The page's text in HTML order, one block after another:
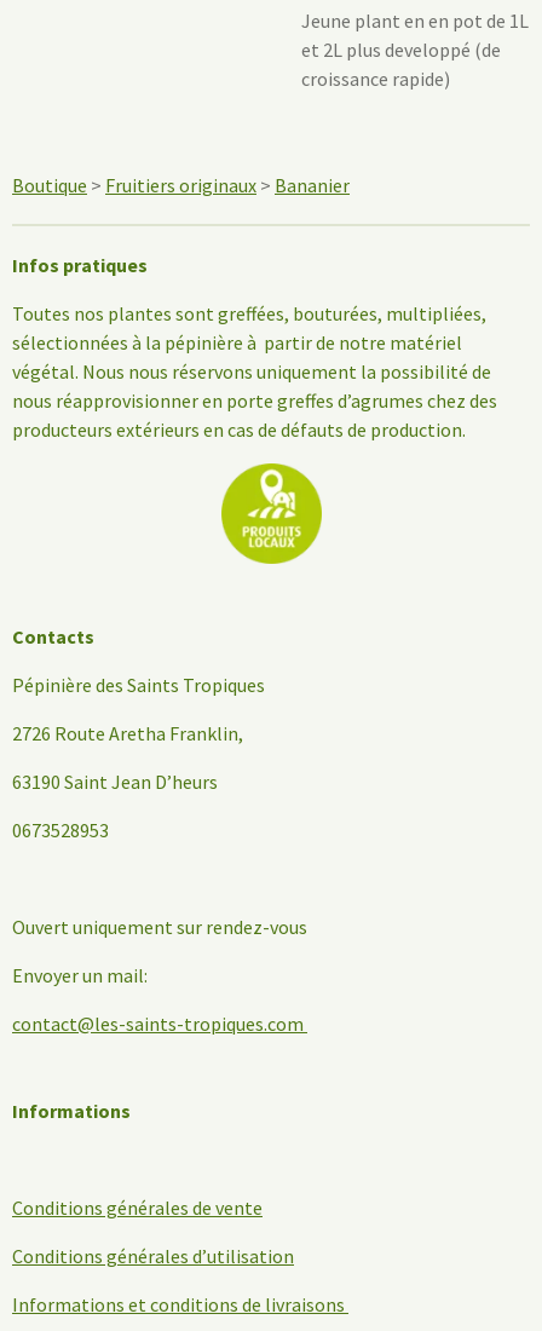
Jeune plant en en pot de 1L
et 2L plus developpé (de
croissance rapide)
Boutique > Fruitiers originaux > Bananier
Infos pratiques
Toutes nos plantes sont greffées, bouturées, multipliées,
sélectionnées à la pépinière à partir de notre matériel
végétal. Nous nous réservons uniquement la possibilité de
nous réapprovisionner en porte greffes d’agrumes chez des
producteurs extérieurs en cas de défauts de production.
Contacts
Pépinière des Saints Tropiques
2726 Route Aretha Franklin,
63190 Saint Jean D’heurs
0673528953
Ouvert uniquement sur rendez-vous
Envoyer un mail:
contact@les-saints-tropiques.com
Informations
Conditions générales de vente
Conditions générales d’utilisation
Informations et conditions de livraisons